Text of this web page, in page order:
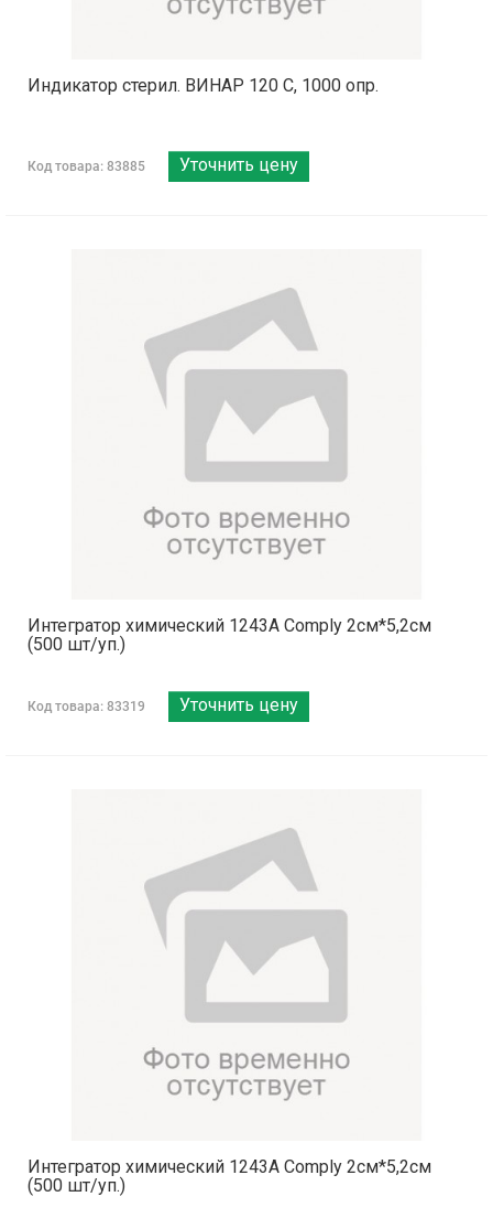
Индикатор стерил. ВИНАР 120 С, 1000 опр.
Код товара: 83885 Уточнить цену
Интегратор химический 1243А Comply 2см*5,2см
(500 шт/уп.)
Код товара: 83319 Уточнить цену
Интегратор химический 1243А Comply 2см*5,2см
(500 шт/уп.)